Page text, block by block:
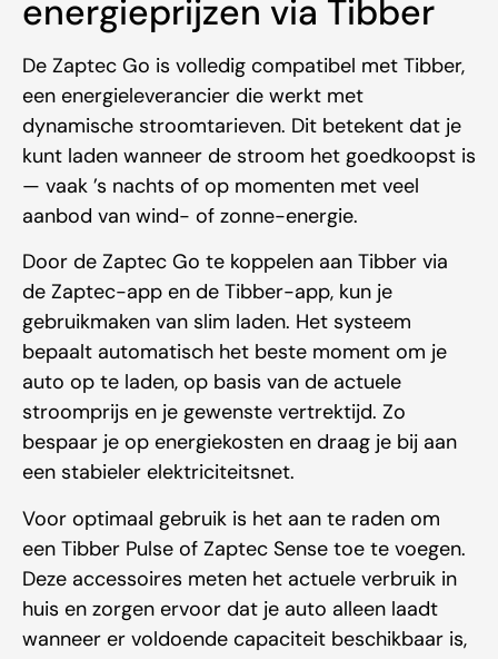
energieprijzen via Tibber
De Zaptec Go is volledig compatibel met Tibber,
een energieleverancier die werkt met
dynamische stroomtarieven. Dit betekent dat je
kunt laden wanneer de stroom het goedkoopst is
— vaak ’s nachts of op momenten met veel
aanbod van wind- of zonne-energie.
Door de Zaptec Go te koppelen aan Tibber via
de Zaptec-app en de Tibber-app, kun je
gebruikmaken van slim laden. Het systeem
bepaalt automatisch het beste moment om je
auto op te laden, op basis van de actuele
stroomprijs en je gewenste vertrektijd. Zo
bespaar je op energiekosten en draag je bij aan
een stabieler elektriciteitsnet.
Voor optimaal gebruik is het aan te raden om
een Tibber Pulse of Zaptec Sense toe te voegen.
Deze accessoires meten het actuele verbruik in
huis en zorgen ervoor dat je auto alleen laadt
wanneer er voldoende capaciteit beschikbaar is,